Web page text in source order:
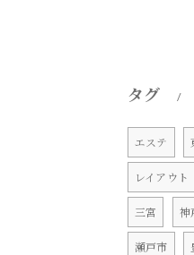
タグ
エステ
レイアウト
三宮 神
瀬戸市